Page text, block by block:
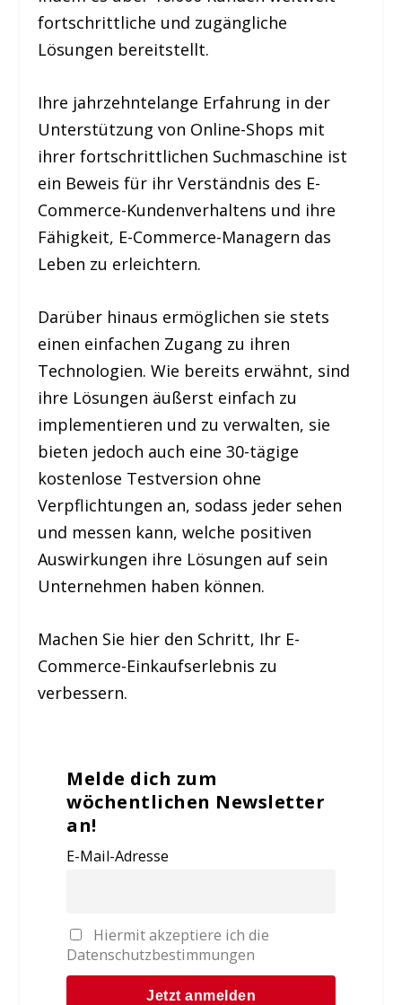
fortschrittliche und zugängliche
Lösungen bereitstellt.
Ihre jahrzehntelange Erfahrung in der
Unterstützung von Online-Shops mit
ihrer fortschrittlichen Suchmaschine ist
ein Beweis für ihr Verständnis des E-
Commerce-Kundenverhaltens und ihre
Fähigkeit, E-Commerce-Managern das
Leben zu erleichtern.
Darüber hinaus ermöglichen sie stets
einen einfachen Zugang zu ihren
Technologien. Wie bereits erwähnt, sind
ihre Lösungen äußerst einfach zu
implementieren und zu verwalten, sie
bieten jedoch auch eine 30-tägige
kostenlose Testversion ohne
Verpflichtungen an, sodass jeder sehen
und messen kann, welche positiven
Auswirkungen ihre Lösungen auf sein
Unternehmen haben können.
Machen Sie hier den Schritt, Ihr E-
Commerce-Einkaufserlebnis zu
verbessern.
Melde dich zum
wöchentlichen Newsletter
an!
E-Mail-Adresse
Hiermit akzeptiere ich die
Datenschutzbestimmungen